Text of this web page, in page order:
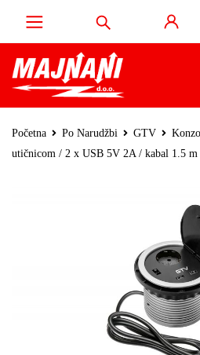
Početna Po Narudžbi GTV
utičnicom / 2 x USB 5V 2A / kabal 1.5